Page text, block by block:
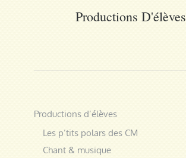
Productions D'élèves
Productions d’élèves
Les p’tits polars des CM
Chant & musique